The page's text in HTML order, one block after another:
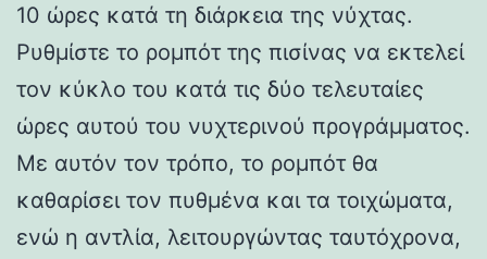
10 ώρες κατά τη διάρκεια της νύχτας.
Ρυθμίστε το ρομπότ της πισίνας να εκτελεί
τον κύκλο του κατά τις δύο τελευταίες
ώρες αυτού του νυχτερινού προγράμματος.
Με αυτόν τον τρόπο, το ρομπότ θα
καθαρίσει τον πυθμένα και τα τοιχώματα,
ενώ η αντλία, λειτουργώντας ταυτόχρονα,